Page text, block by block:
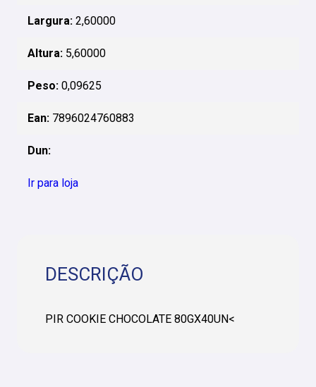
Largura: 2,60000
Altura: 5,60000
Peso: 0,09625
Ean: 7896024760883
Dun:
Ir para loja
DESCRIÇÃO
PIR COOKIE CHOCOLATE 80GX40UN<